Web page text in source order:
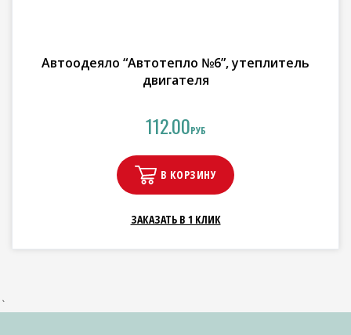
Автоодеяло “Автотепло №6”, утеплитель
двигателя
112.00РУБ
В КОРЗИНУ
ЗАКАЗАТЬ В 1 КЛИК
`